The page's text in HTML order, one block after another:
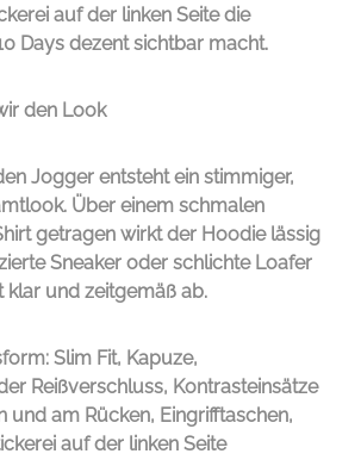
auf der linken Seite die
Days dezent sichtbar macht.
den Look
Jogger entsteht ein stimmiger,
Über einem schmalen
getragen wirkt der Hoodie lässig
Sneaker oder schlichte Loafer
klar und zeitgemäß ab.
Slim Fit, Kapuze,
Reißverschluss, Kontrasteinsätze
und am Rücken, Eingrifftaschen,
auf der linken Seite